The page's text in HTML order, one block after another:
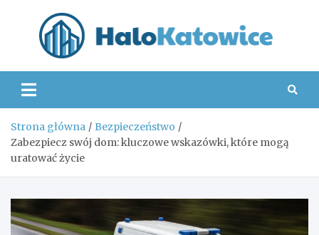
Strona główna
Bezpieczeństwo
Zabezpiecz swój dom: kluczowe wskazówki, które mogą
uratować życie